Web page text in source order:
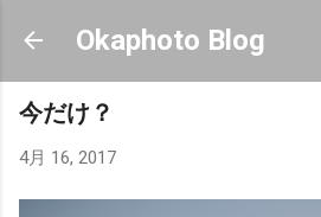
スキップしてメイン コン
Okaphoto Blog
今だけ？
4月 16, 2017